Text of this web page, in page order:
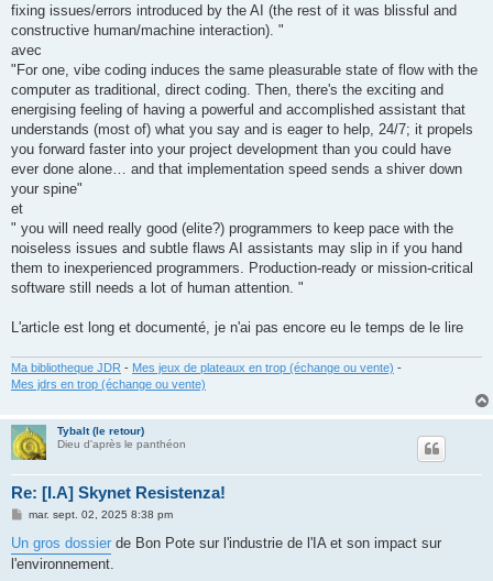
fixing issues/errors introduced by the AI (the rest of it was blissful and
constructive human/machine interaction). "
avec
"For one, vibe coding induces the same pleasurable state of flow with the
computer as traditional, direct coding. Then, there's the exciting and
energising feeling of having a powerful and accomplished assistant that
understands (most of) what you say and is eager to help, 24/7; it propels
you forward faster into your project development than you could have
ever done alone… and that implementation speed sends a shiver down
your spine"
et
" you will need really good (elite?) programmers to keep pace with the
noiseless issues and subtle flaws AI assistants may slip in if you hand
them to inexperienced programmers. Production-ready or mission-critical
software still needs a lot of human attention. "
L'article est long et documenté, je n'ai pas encore eu le temps de le lire
Ma bibliotheque JDR - Mes jeux de plateaux en trop (échange ou vente) -
Mes jdrs en trop (échange ou vente)
Tybalt (le retour)
Dieu d'après le panthéon
Re: [I.A] Skynet Resistenza!
M
s
s
a
mar. sept. 02, 2025 8:38 pm
Un gros dossier de Bon Pote sur l'industrie de l'IA et son impact sur
l'environnement.